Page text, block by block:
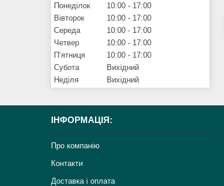
Понеділок 10:00
17:00
Вівторок
10:00
17:00
Середа
10:00
17:00
Четвер
10:00
17:00
Пʼятниця
10:00
17:00
Субота
Вихідний
Неділя
Вихідний
ІНФОРМАЦІЯ:
Про компанію
Контакти
Доставка і оплата